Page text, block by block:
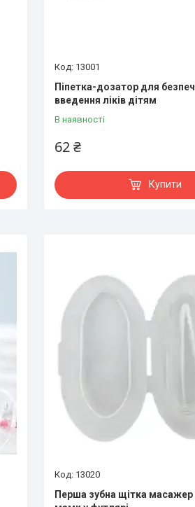
13001
Піпетка-дозатор для
введення ліків дітям
В наявності
62 ₴
Купити
13020
Перша зубна щітка масажер